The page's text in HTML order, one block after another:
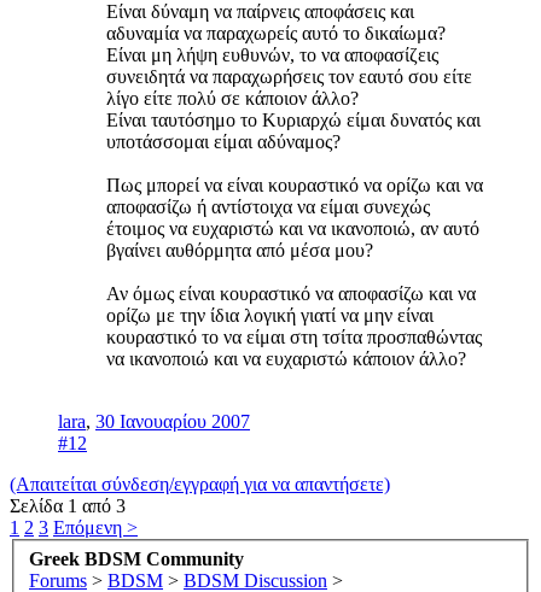
Είναι δύναμη να παίρνεις αποφάσεις και
αδυναμία να παραχωρείς αυτό το δικαίωμα?
Είναι μη λήψη ευθυνών, το να αποφασίζεις
συνειδητά να παραχωρήσεις τον εαυτό σου είτε
λίγο είτε πολύ σε κάποιον άλλο?
Είναι ταυτόσημο το Κυριαρχώ είμαι δυνατός και
υποτάσσομαι είμαι αδύναμος?
Πως μπορεί να είναι κουραστικό να ορίζω και να
αποφασίζω ή αντίστοιχα να είμαι συνεχώς
έτοιμος να ευχαριστώ και να ικανοποιώ, αν αυτό
βγαίνει αυθόρμητα από μέσα μου?
Αν όμως είναι κουραστικό να αποφασίζω και να
ορίζω με την ίδια λογική γιατί να μην είναι
κουραστικό το να είμαι στη τσίτα προσπαθώντας
να ικανοποιώ και να ευχαριστώ κάποιον άλλο?
lara, 30 Ιανουαρίου 2007
#12
(Απαιτείται σύνδεση/εγγραφή για να απαντήσετε)
Σελίδα 1 από 3
1 2 3 Επόμενη >
Greek BDSM Community
Forums > BDSM > BDSM Discussion >